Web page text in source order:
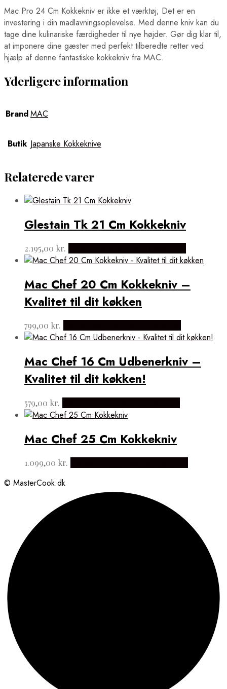
Mac Pro 24 Cm Kokkekniv er ikke et værktøj; Det er en
investering i din madlavningsoplevelse. Med denne kniv kan du
tage dine kulinariske færdigheder til nye højder. Gør dig klar til,
at imponere dine gæster med perfekt tilberedte retter ved
hjælp af denne fantastiske kokkekniv fra MAC.
Yderligere information
BrandMAC
Butik Japanske Kokkeknive
Relaterede varer
Glestain Tk 21 Cm Kokkekniv
2.195,00 kr.
Mac Chef 20 Cm Kokkekniv –
Kvalitet til dit køkken
799,00 kr.
Mac Chef 16 Cm Udbenerkniv –
Kvalitet til dit køkken!
579,00 kr.
Mac Chef 25 Cm Kokkekniv
1.099,00 kr.
© MasterCook.dk